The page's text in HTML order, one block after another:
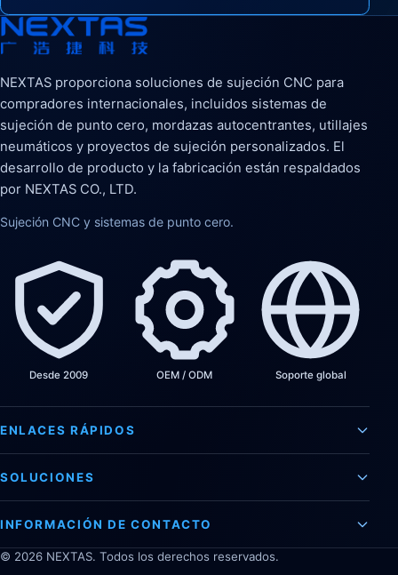
NEXTAS proporciona soluciones de sujeción CNC para
compradores internacionales, incluidos sistemas de
sujeción de punto cero, mordazas autocentrantes, utillajes
neumáticos y proyectos de sujeción personalizados. El
desarrollo de producto y la fabricación están respaldados
por NEXTAS CO., LTD.
Sujeción CNC y sistemas de punto cero.
Desde 2009 OEM / ODM Soporte global
ENLACES RÁPIDOS
SOLUCIONES
INFORMACIÓN DE CONTACTO
© 2026 NEXTAS. Todos los derechos reservados.